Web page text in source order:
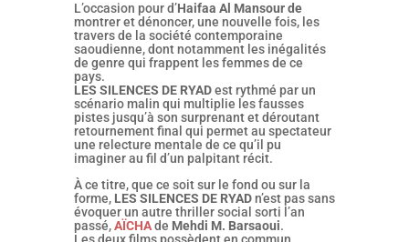
L’occasion pour d’Haifaa Al Mansour de
montrer et dénoncer, une nouvelle fois, les
travers de la société contemporaine
saoudienne, dont notamment les inégalités
de genre qui frappent les femmes de ce
pays.
LES SILENCES DE RYADest rythmé par un
scénario malin qui multiplie les fausses
pistes jusqu’à son surprenant et déroutant
retournement final qui permet au spectateur
une relecture mentale de ce qu’il pu
imaginer au fil d’un palpitant récit.
À ce titre, que ce soit sur le fond ou sur la
forme, LES SILENCES DE RYADn’est pas sans
évoquer un autre thriller social sorti l’an
passé,AÏCHAde Mehdi M. Barsaoui.